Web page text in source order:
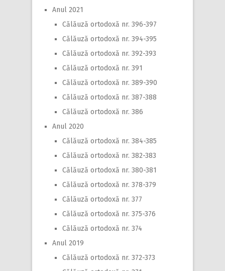
Anul 2021
Călăuză ortodoxă nr. 396-397
Călăuză ortodoxă nr. 394-395
Călăuză ortodoxă nr. 392-393
Călăuză ortodoxă nr. 391
Călăuză ortodoxă nr. 389-390
Călăuză ortodoxă nr. 387-388
Călăuză ortodoxă nr. 386
Anul 2020
Călăuză ortodoxă nr. 384-385
Călăuză ortodoxă nr. 382-383
Călăuză ortodoxă nr. 380-381
Călăuză ortodoxă nr. 378-379
Călăuză ortodoxă nr. 377
Călăuză ortodoxă nr. 375-376
Călăuză ortodoxă nr. 374
Anul 2019
Călăuză ortodoxă nr. 372-373